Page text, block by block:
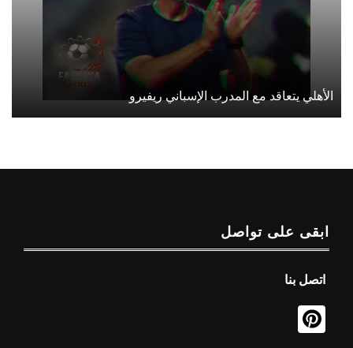
الأهلي يتعاقد مع المدرب الإسباني ريفيرو
ابقى على تواصل
اتصل بنا